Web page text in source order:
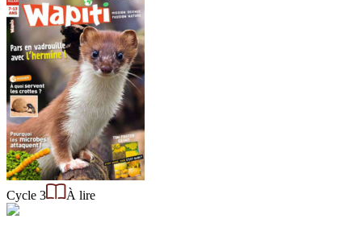
Cycle 3 À lire